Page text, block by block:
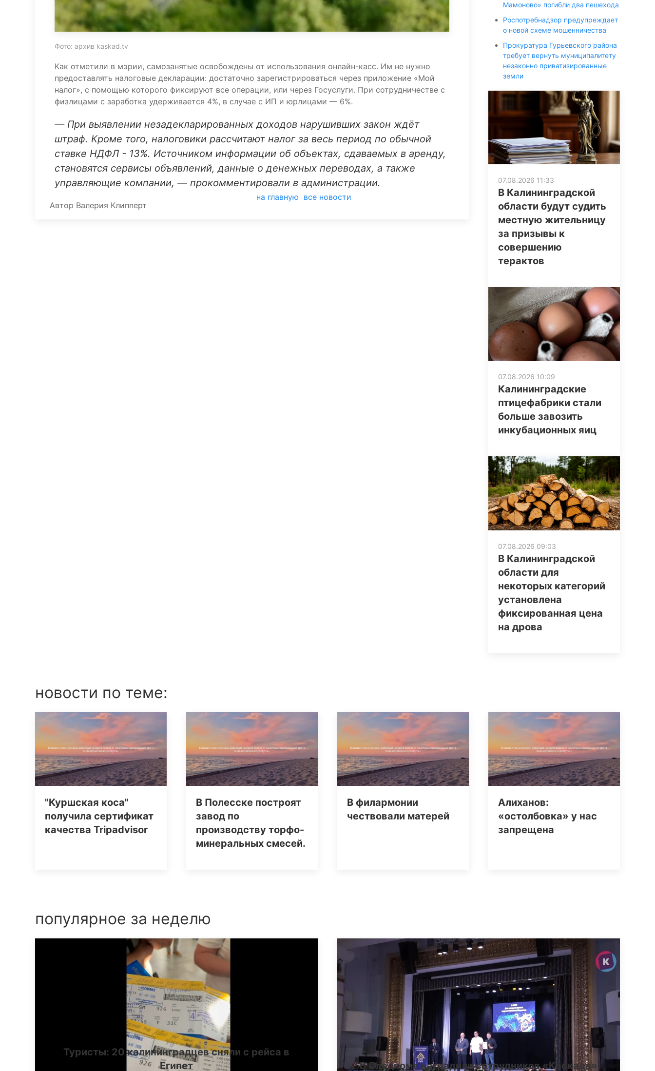
Фото: архив kaskad.tv
Как отметили в мэрии, самозанятые освобождены от использования онлайн-касс. Им не нужно
предоставлять налоговые декларации: достаточно зарегистрироваться через приложение «Мой
налог», с помощью которого фиксируют все операции, или через Госуслуги. При сотрудничестве с
физлицами с заработка удерживается 4%, в случае с ИП и юрлицами — 6%.
— При выявлении незадекларированных доходов нарушивших закон ждёт
штраф. Кроме того, налоговики рассчитают налог за весь период по обычной
ставке НДФЛ - 13%. Источником информации об объектах, сдаваемых в аренду,
становятся сервисы объявлений, данные о денежных переводах, а также
управляющие компании, — прокомментировали в администрации.
Автор Валерия Клипперт
на главную все новости
Мамоново» погибли два пешехода
Роспотребнадзор предупреждает
о новой схеме мошенничества
Прокуратура Гурьевского района
требует вернуть муниципалитету
незаконно приватизированные
земли
07.08.2026 11:33
В Калининградской
области будут судить
местную жительницу
за призывы к
совершению
терактов
07.08.2026 10:09
Калининградские
птицефабрики стали
больше завозить
инкубационных яиц
07.08.2026 09:03
В Калининградской
области для
некоторых категорий
установлена
фиксированная цена
на дрова
новости по теме:
"Куршская коса"
получила сертификат
качества Tripаdvisor
В Полесске построят
завод по
производству торфо-
минеральных смесей.
В филармонии
чествовали матерей
Алиханов:
«остолбовка» у нас
запрещена
популярное за неделю
Туристы: 20 калининградцев сняли с рейса в
Египет
В Следкоме наградили сотрудников «Каскада»